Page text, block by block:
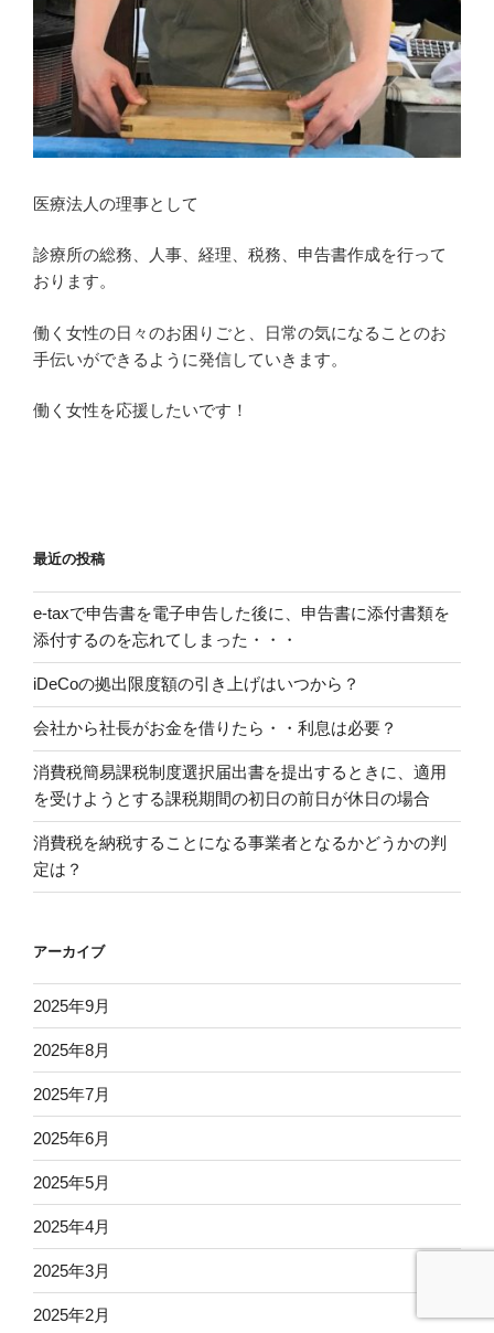
医療法人の理事として
診療所の総務、人事、経理、税務、申告書作成を行って
おります。
働く女性の日々のお困りごと、日常の気になることのお
手伝いができるように発信していきます。
働く女性を応援したいです！
最近の投稿
e-taxで申告書を電子申告した後に、申告書に添付書類を
添付するのを忘れてしまった・・・
iDeCoの拠出限度額の引き上げはいつから？
会社から社長がお金を借りたら・・利息は必要？
消費税簡易課税制度選択届出書を提出するときに、適用
を受けようとする課税期間の初日の前日が休日の場合
消費税を納税することになる事業者となるかどうかの判
定は？
アーカイブ
2025年9月
2025年8月
2025年7月
2025年6月
2025年5月
2025年4月
2025年3月
2025年2月